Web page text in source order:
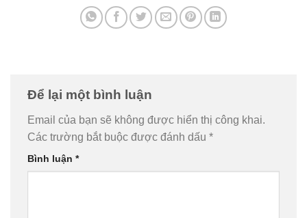
Để lại một bình luận
Email của bạn sẽ không được hiển thị công khai.
Các trường bắt buộc được đánh dấu *
Bình luận *